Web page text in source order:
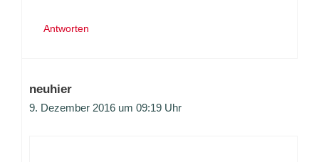
Antworten
neuhier
9. Dezember 2016 um 09:19 Uhr